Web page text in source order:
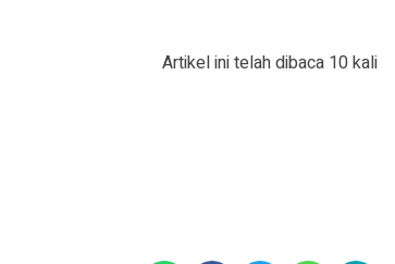
Artikel ini telah dibaca 10 kali